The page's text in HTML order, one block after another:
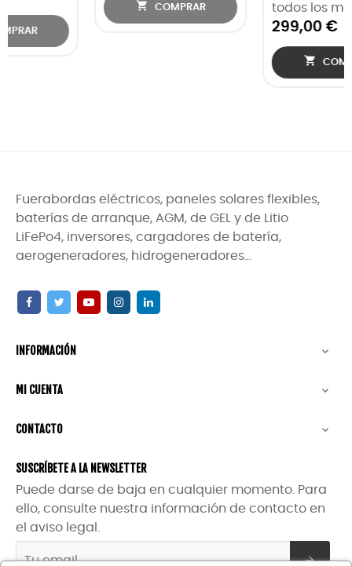
todos los modelos...
299,00 €
599,00 €
COMPRAR
Fuerabordas eléctricos, paneles solares flexibles,
baterías de arranque, AGM, de GEL y de Litio
LiFePo4, inversores, cargadores de batería,
aerogeneradores, hidrogeneradores...
INFORMACIÓN 
MI CUENTA 
CONTACTO 
SUSCRÍBETE A LA NEWSLETTER
Puede darse de baja en cualquier momento. Para
ello, consulte nuestra información de contacto en
el aviso legal.